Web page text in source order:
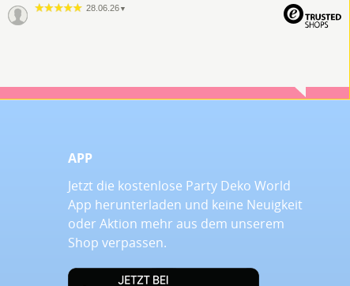
28.06.26 ▼
APP
Jetzt die kostenlose Party Deko World
App herunterladen und keine Neuigkeit
oder Aktion mehr aus dem unserem
Shop verpassen.